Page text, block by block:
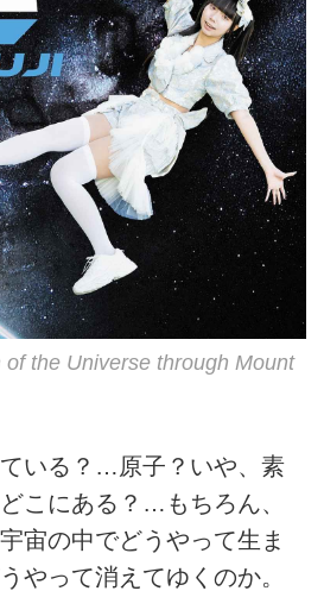
of the Universe through Mount
いる？…原子？いや、素
こにある？…もちろん、
宙の中でどうやって生ま
やって消えてゆくのか。